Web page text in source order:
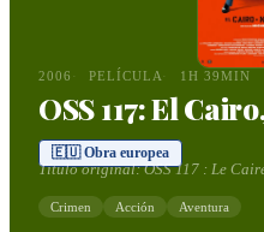
2006 PELÍCULA 1H 39MIN
OSS 117: El
🇪🇺 Obra europea
Título original:OSS 117 : Le
Crimen Acción Aventura